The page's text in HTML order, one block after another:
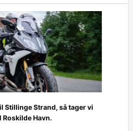
Stillinge Strand, så tager vi
Roskilde Havn.